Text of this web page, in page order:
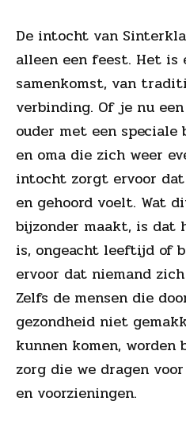
De intocht van
alleen een feest. Het is
samenkomst, van
verbinding. Of je nu
ouder met een speciale
en oma die zich weer
intocht zorgt ervoor
en gehoord voelt. Wat
bijzonder maakt, is dat
is, ongeacht leeftijd of
ervoor dat niemand
Zelfs de mensen die
gezondheid niet
kunnen komen, worden
zorg die we dragen
en voorzieningen.